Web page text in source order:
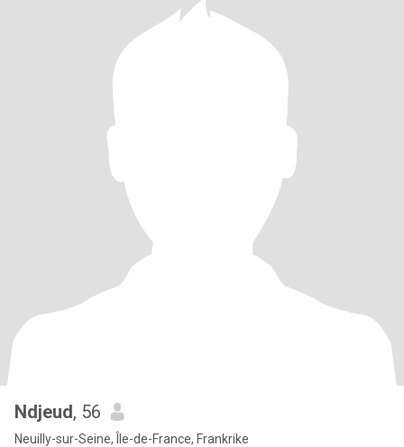
Ndjeud, 56
Neuilly-sur-Seine, Île-de-France, Frankrike